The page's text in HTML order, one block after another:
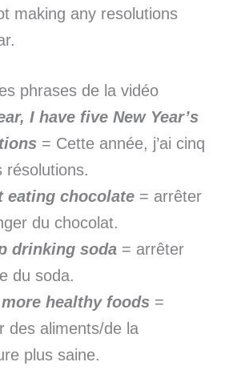
making any resolutions
phrases de la vidéo
I have five New Year’s
= Cette année, j’ai cinq
résolutions.
eating chocolate = arrêter
du chocolat.
drinking soda = arrêter
du soda.
more healthy foods =
des aliments/de la
plus saine.